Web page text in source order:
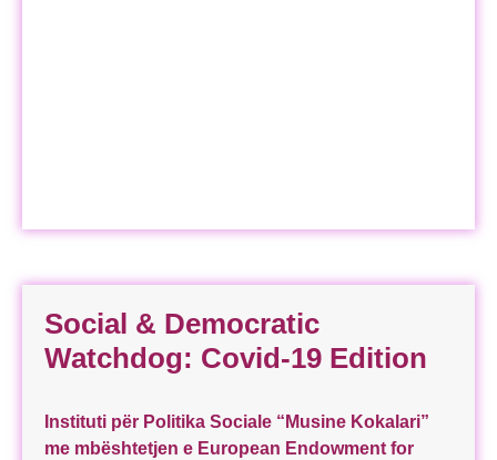
Social & Democratic
Watchdog: Covid-19 Edition
Instituti për Politika Sociale “Musine Kokalari”
me mbështetjen e European Endowment for